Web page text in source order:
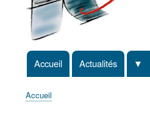
Navigation
principale
Accueil Actualités
Accueil